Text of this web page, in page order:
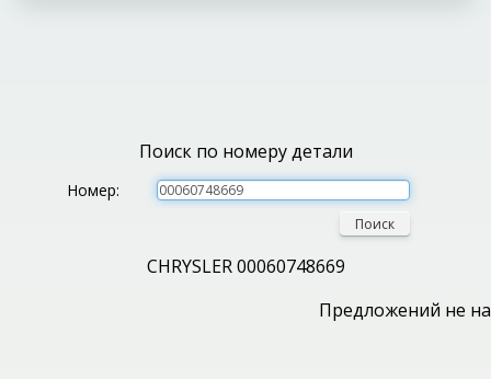
Поиск по номеру детали
Номер:
Поиск
CHRYSLER 00060748669
Предложений не